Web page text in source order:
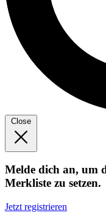
Close
Melde dich an, um
Merkliste zu setzen.
Jetzt registrieren